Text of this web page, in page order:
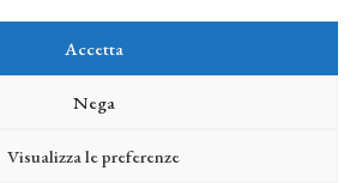
Accetta
Nega
Visualizza le preferenze
proprietari dei diritti e dell’Istituto Matteucci
credits